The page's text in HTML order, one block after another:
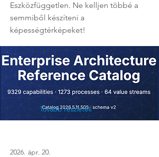
Eszközfüggetlen. Ne kelljen többé a
semmiből készíteni a
képességtérképeket!
Tovább részletek
2026. ápr. 20.